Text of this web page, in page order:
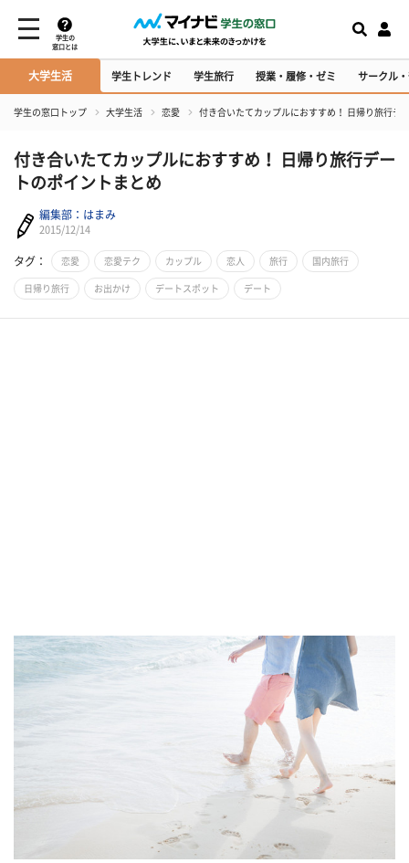
学生の
窓口とは
大学生活 学生トレンド 学生旅行 授業・履修・ゼミ サークル
学生の窓口トップ 大学生活 恋愛 付き合いたてカップルにおすすめ！ 日帰り旅行デ
付き合いたてカップルにおすすめ！ 日帰り旅行デー
トのポイントまとめ
編集部：はまみ
2015/12/14
タグ： 恋愛 恋愛テク カップル 恋人 旅行 国内旅行
日帰り旅行 お出かけ デートスポット デート